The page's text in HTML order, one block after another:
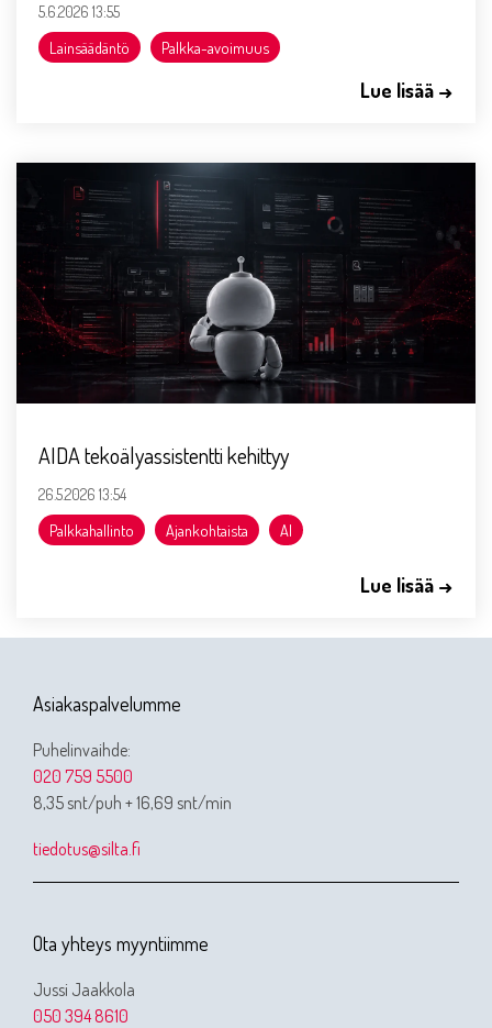
5.6.2026 13:55
Lainsäädäntö Palkka-avoimuus
Lue lisää →
AIDA tekoälyassistentti kehittyy
26.5.2026 13:54
Palkkahallinto Ajankohtaista AI
Lue lisää →
Asiakaspalvelumme
Puhelinvaihde:
020 759 5500
8,35 snt/puh + 16,69 snt/min
tiedotus@silta.fi
Ota yhteys myyntiimme
Jussi Jaakkola
050 394 8610